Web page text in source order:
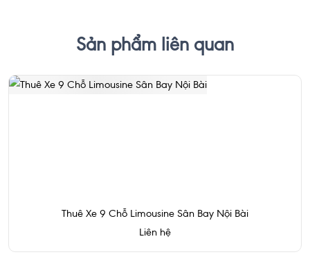
Sản phẩm liên quan
Thuê Xe 9 Chỗ Limousine Sân Bay Nội Bài
Liên hệ